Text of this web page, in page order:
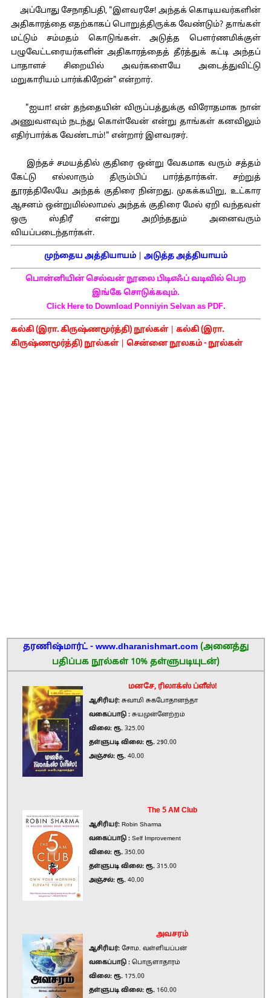
அப்போது சேநாதிபதி, "இளவரசே! அந்தக் கொடியவர்களின்
அதிகாரத்தை எதற்காகப் பொறுத்திருக்க வேண்டும்? தாங்கள்
மட்டும் சம்மதம் கொடுங்கள். அடுத்த பௌர்ணமிக்குள்
பழுவேட்டரையர்களின் அதிகாரத்தைத் தீர்த்துக் கட்டி அந்தப்
பாதாளச் சிறையில் அவர்களையே அடைத்துவிட்டு
மறுகாரியம் பார்க்கிறேன்" என்றார்.
"ஐயா! என் தந்தையின் விருப்பத்துக்கு விரோதமாக நான்
அணுவளவும் நடந்து கொள்வேன் என்று தாங்கள் கனவிலும்
எதிர்பார்க்க வேண்டாம்!" என்றார் இளவரசர்.
இந்தச் சமயத்தில் குதிரை ஒன்று வேகமாக வரும் சத்தம்
கேட்டு எல்லாரும் திரும்பிப் பார்த்தார்கள். சற்றுத்
தூரத்திலேயே அந்தக் குதிரை நின்றது. முகக்கயிறு, உட்கார
ஆசனம் ஒன்றுமில்லாமல் அந்தக் குதிரை மேல் ஏறி வந்தவள்
ஒரு ஸ்திரீ என்று அறிந்ததும் அனைவரும்
வியப்படைந்தார்கள்.
முந்தைய அத்தியாயம்| அடுத்த அத்தியாயம்
பொன்னியின் செல்வன் நூலை பிடிஎஃப் வடிவில் பெற
இங்கே சொடுக்கவும்.
Click Here to Download Ponniyin Selvan as PDF.
கல்கி (இரா. கிருஷ்ணமூர்த்தி) நூல்கள்| கல்கி (இரா.
கிருஷ்ணமூர்த்தி) நூல்கள்| சென்னை நூலகம் - நூல்கள்
தரணிஷ்மார்ட் - www.dharanishmart.com (அனைத்து
பதிப்பக நூல்கள் 10% தள்ளுபடியுடன்)
மனசே, ரிலாக்ஸ் ப்ளீஸ்!
ஆசிரியர்: சுவாமி சுகபோதானந்தா
வகைப்பாடு : சுயமுன்னேற்றம்
விலை: ரூ. 325.00
தள்ளுபடி விலை: ரூ. 290.00
அஞ்சல்: ரூ. 40.00
The 5 AM Club
ஆசிரியர்: Robin Sharma
வகைப்பாடு : Self Improvement
விலை: ரூ. 350.00
தள்ளுபடி விலை: ரூ. 315.00
அஞ்சல்: ரூ. 40.00
அவசரம்
ஆசிரியர்: சோம. வள்ளியப்பன்
வகைப்பாடு : பொருளாதாரம்
விலை: ரூ. 175.00
தள்ளுபடி விலை: ரூ. 160.00